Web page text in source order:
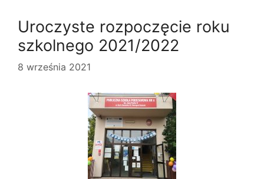
Uroczyste rozpoczęcie roku
szkolnego 2021/2022
8 września 2021